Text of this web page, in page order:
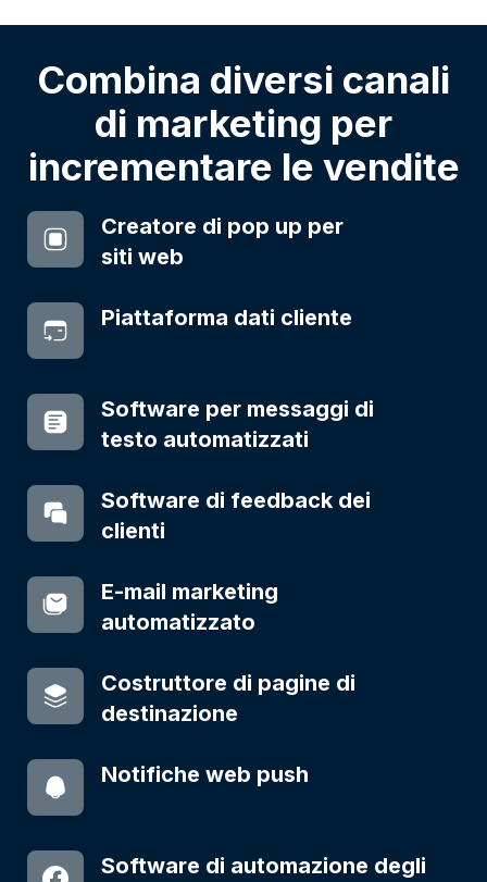
Combina diversi canali
di marketing per
incrementare le vendite
Creatore di pop up per
siti web
Piattaforma dati cliente
Software per messaggi di
testo automatizzati
Software di feedback dei
clienti
E-mail marketing
automatizzato
Costruttore di pagine di
destinazione
Notifiche web push
Software di automazione degli